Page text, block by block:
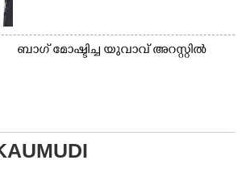
ബാഗ് മോഷ്ടിച്ച യുവാവ് അറസ്റ്റിൽ